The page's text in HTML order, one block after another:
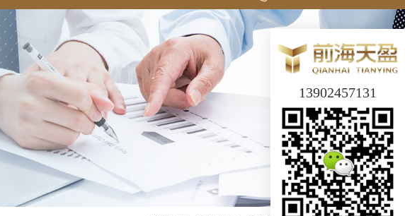
13902457131